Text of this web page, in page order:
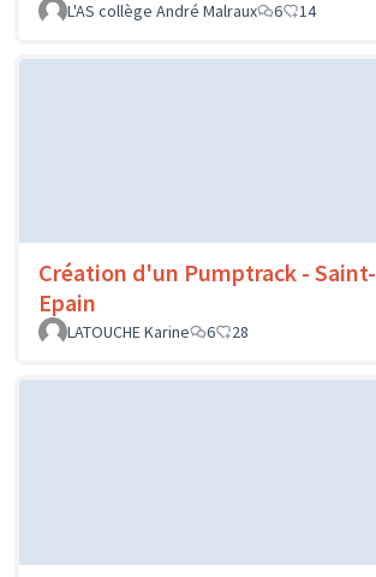
L'AS collège André Malraux
6 14
Création d'un Pumptrack - Saint-
Epain
LATOUCHE Karine
6 28